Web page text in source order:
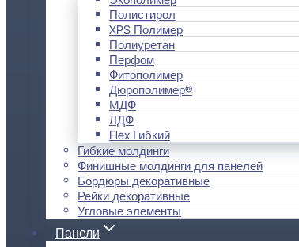
Полистирол
XPS Полимер
Полиуретан
Перфом
Фитополимер
Дюрополимер®
МДФ
ЛДФ
Flex Гибкий
Гибкие молдинги
Финишные молдинги для панелей
Бордюры декоративные
Рейки декоративные
Угловые элементы
Панели